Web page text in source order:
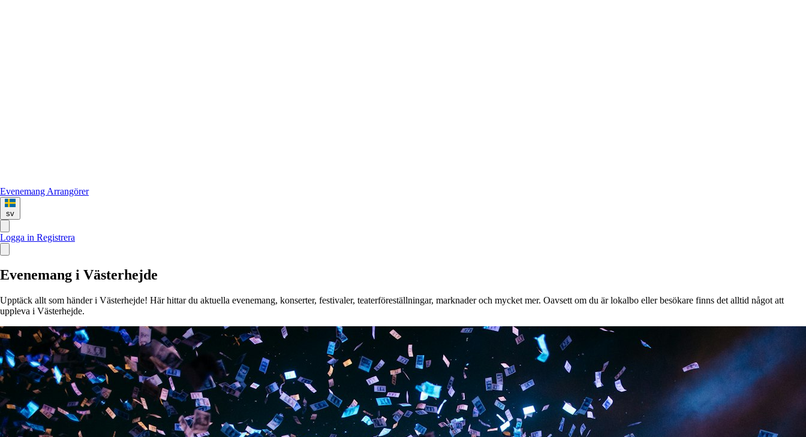
Evenemang Arrangörer
sv
Logga in Registrera
Evenemang i Västerhejde
Upptäck allt som händer i Västerhejde! Här hittar du aktuella evenemang, konserter, festivaler, teaterföreställningar, marknader och mycket mer. Oavsett om du är lokalbo eller besökare finns det alltid något att
uppleva i Västerhejde.